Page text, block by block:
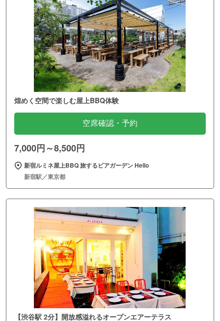
煌めく空間で楽しむ屋上BBQ体験
空席確認・予約
7,000円～8,500円
新宿ルミネ屋上BBQ 旅するビアガーデン Hello
新宿駅／東京都
【渋谷駅 2分】開放感溢れるオープンエアーテラス